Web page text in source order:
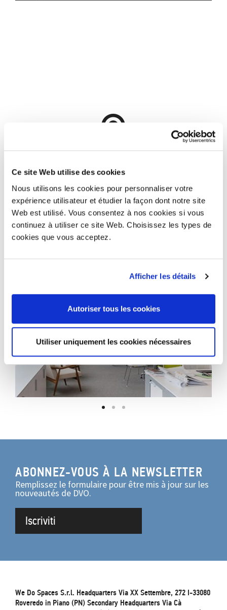
Ce site Web utilise des cookies
Nous utilisons les cookies pour personnaliser votre
expérience utilisateur et étudier la façon dont notre site
Web est utilisé. Vous consentez à nos cookies si vous
continuez à utiliser ce site Web. Choisissez les types de
cookies que vous acceptez.
Afficher les détails
Autoriser tous les cookies
Utiliser uniquement les cookies nécessaires
ABONNEZ-VOUS À LA NEWSLETTER
Remplissez le formulaire pour être mis à jour sur les
nouveautés de DVO.
Iscriviti
We Do Spaces S.r.l. Headquarters Via XX Settembre, 272 I-33080
Roveredo in Piano (PN) Secondary Headquarters Via Cà